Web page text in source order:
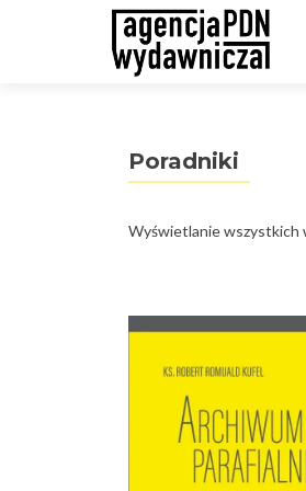
Poradniki
Wyświetlanie wszystkich